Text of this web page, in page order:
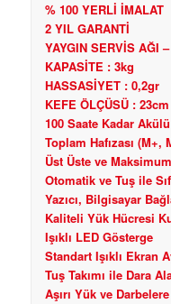
% 100 YERLİ İMALAT
2 YIL GARANTİ
YAYGIN SERVİS AĞI
KAPASİTE : 3kg
HASSASİYET : 0,2gr
KEFE ÖLÇÜSÜ :
100 Saate Kadar
Toplam Hafızası (M+,
Üst Üste ve
Otomatik ve Tuş ile
Yazıcı, Bilgisayar
Kaliteli Yük Hücresi
Işıklı LED Gösterge
Standart Işıklı Ekran
Tuş Takımı ile Dara
Aşırı Yük ve